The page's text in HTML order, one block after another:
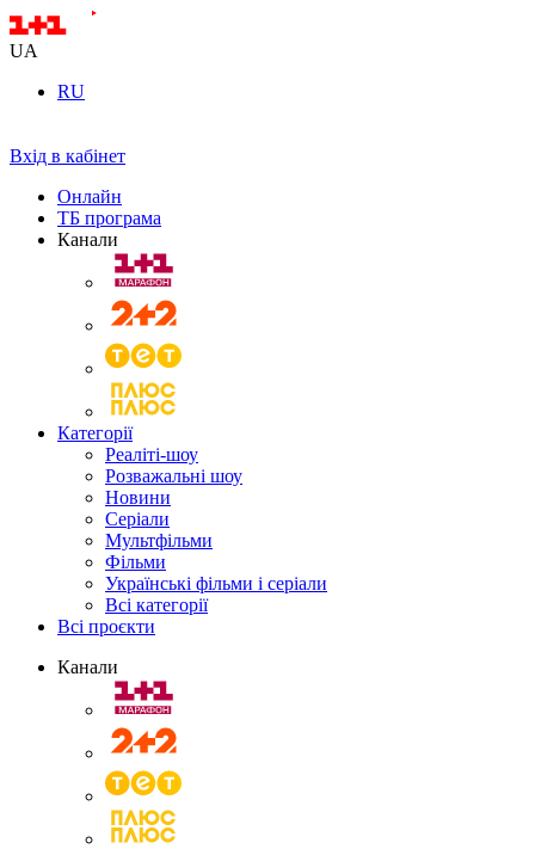
UA
RU
Вхід в кабінет
Онлайн
ТБ програма
Канали
Категорії
Реаліті-шоу
Розважальні шоу
Новини
Серіали
Мультфільми
Фільми
Українські фільми і серіали
Всі категорії
Всі проєкти
Канали